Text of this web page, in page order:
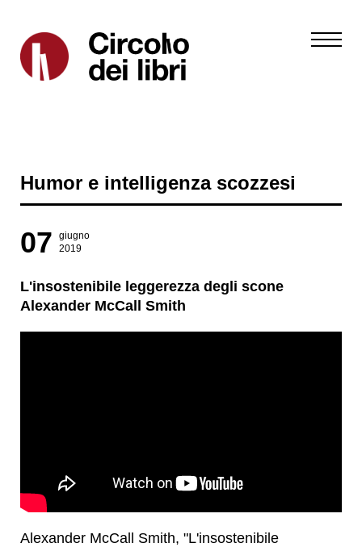
Humor e intelligenza scozzesi
07
giugno
2019
L'insostenibile leggerezza degli scone
Alexander McCall Smith
Alexander McCall Smith, "L'insostenibile